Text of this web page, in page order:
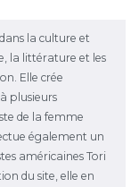
la culture et
la littérature et les
Elle crée
plusieurs
de la femme
également un
américaines Tori
du site, elle en